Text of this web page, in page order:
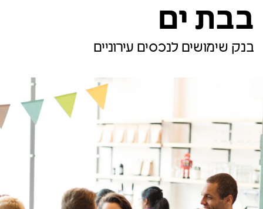
בבת ים
בנק שימושים לנכסים עירוניים